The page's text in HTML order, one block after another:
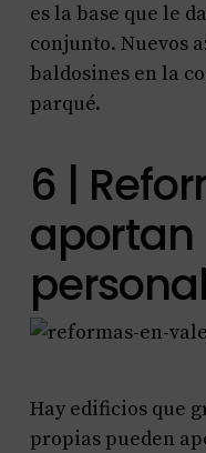
es la base que le
conjunto. Nuevos
baldosines en la
parqué.
6 |
aportan
Hay edificios que
propias pueden